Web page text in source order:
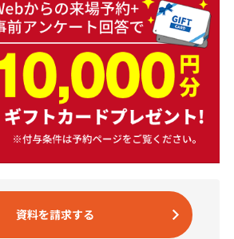
資料を請求する